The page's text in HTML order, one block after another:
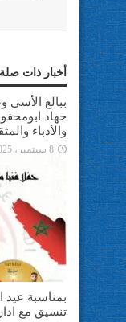
أخبار ذات صلة
ببالغ الأسى
جهاد
والأدباء
8 سبتمبر، 2025
بمناسبة عيد
تنسيق مع